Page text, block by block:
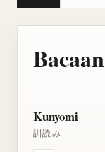
Bacaan
Kunyomi
訓読み